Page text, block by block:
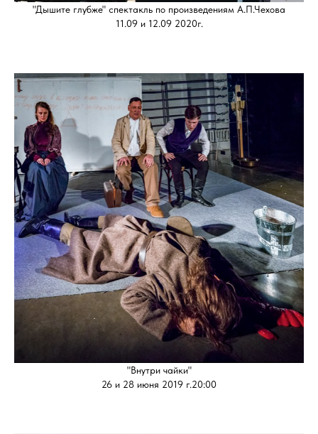
"Дышите глубже" спектакль по произведениям А.П.Чехова
11.09 и 12.09 2020г.
"Внутри чайки"
26 и 28 июня 2019 г.20:00